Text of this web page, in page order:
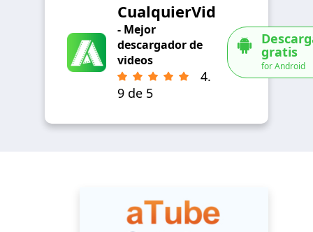
CualquierVid
- Mejor
descargador de
videos
4.
9 de 5
gratis
for Android